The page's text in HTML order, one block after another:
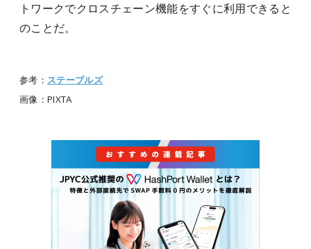
トワークでクロスチェーン機能をすぐに利用できると
のことだ。
参考： ステーブルズ
画像：PIXTA